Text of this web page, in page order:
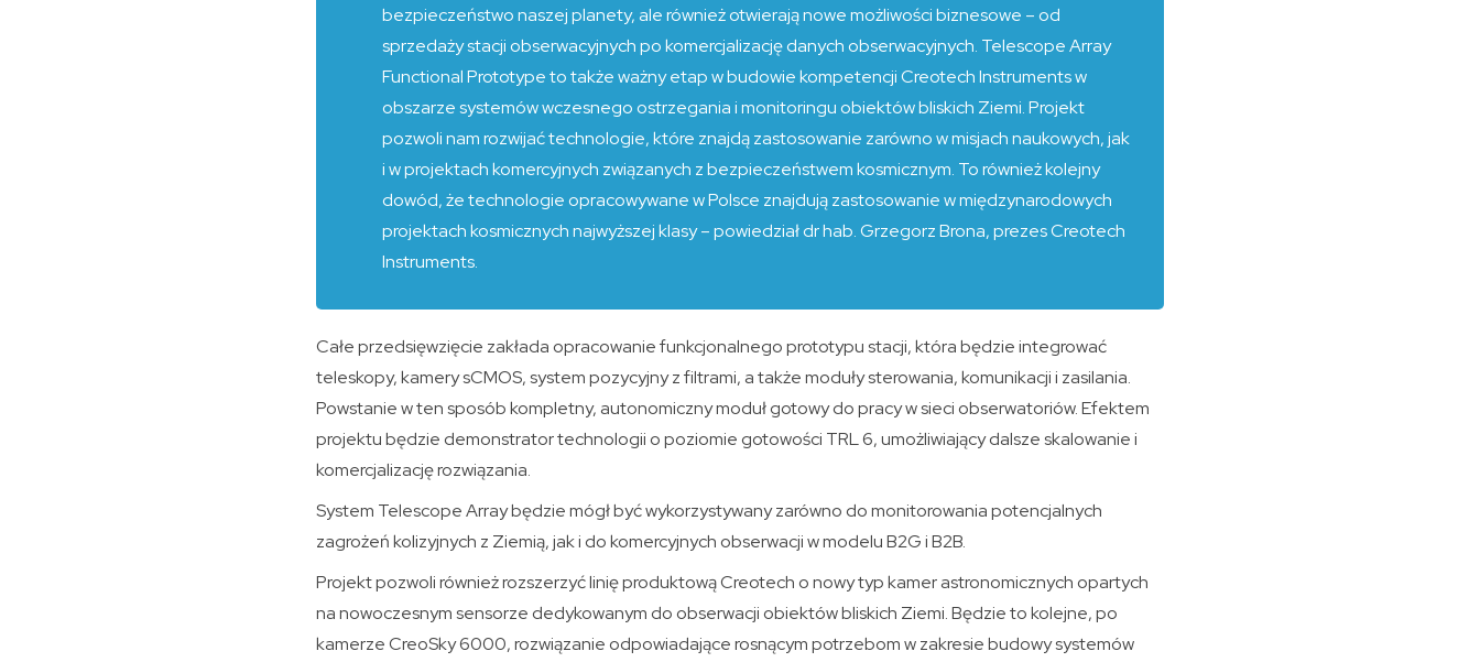
bezpieczeństwo naszej planety, ale również otwierają nowe możliwości biznesowe – od
sprzedaży stacji obserwacyjnych po komercjalizację danych obserwacyjnych. Telescope Array
Functional Prototype to także ważny etap w budowie kompetencji Creotech Instruments w
obszarze systemów wczesnego ostrzegania i monitoringu obiektów bliskich Ziemi. Projekt
pozwoli nam rozwijać technologie, które znajdą zastosowanie zarówno w misjach naukowych, jak
i w projektach komercyjnych związanych z bezpieczeństwem kosmicznym. To również kolejny
dowód, że technologie opracowywane w Polsce znajdują zastosowanie w międzynarodowych
projektach kosmicznych najwyższej klasy – powiedział dr hab. Grzegorz Brona, prezes Creotech
Instruments.
Całe przedsięwzięcie zakłada opracowanie funkcjonalnego prototypu stacji, która będzie integrować
teleskopy, kamery sCMOS, system pozycyjny z filtrami, a także moduły sterowania, komunikacji i zasilania.
Powstanie w ten sposób kompletny, autonomiczny moduł gotowy do pracy w sieci obserwatoriów. Efektem
projektu będzie demonstrator technologii o poziomie gotowości TRL 6, umożliwiający dalsze skalowanie i
komercjalizację rozwiązania.
System Telescope Array będzie mógł być wykorzystywany zarówno do monitorowania potencjalnych
zagrożeń kolizyjnych z Ziemią, jak i do komercyjnych obserwacji w modelu B2G i B2B.
Projekt pozwoli również rozszerzyć linię produktową Creotech o nowy typ kamer astronomicznych opartych
na nowoczesnym sensorze dedykowanym do obserwacji obiektów bliskich Ziemi. Będzie to kolejne, po
kamerze CreoSky 6000, rozwiązanie odpowiadające rosnącym potrzebom w zakresie budowy systemów